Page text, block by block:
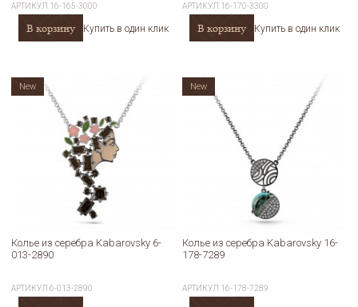
АРТИКУЛ 16-165-3000
В корзину Купить в один клик
АРТИКУЛ 16-170-3300
В корзину Купить в один клик
Колье из серебра Kabarovsky 6-
013-2890
АРТИКУЛ6-013-2890
New
Колье из серебра Kabarovsky 16-
178-7289
АРТИКУЛ 16-178-7289
New